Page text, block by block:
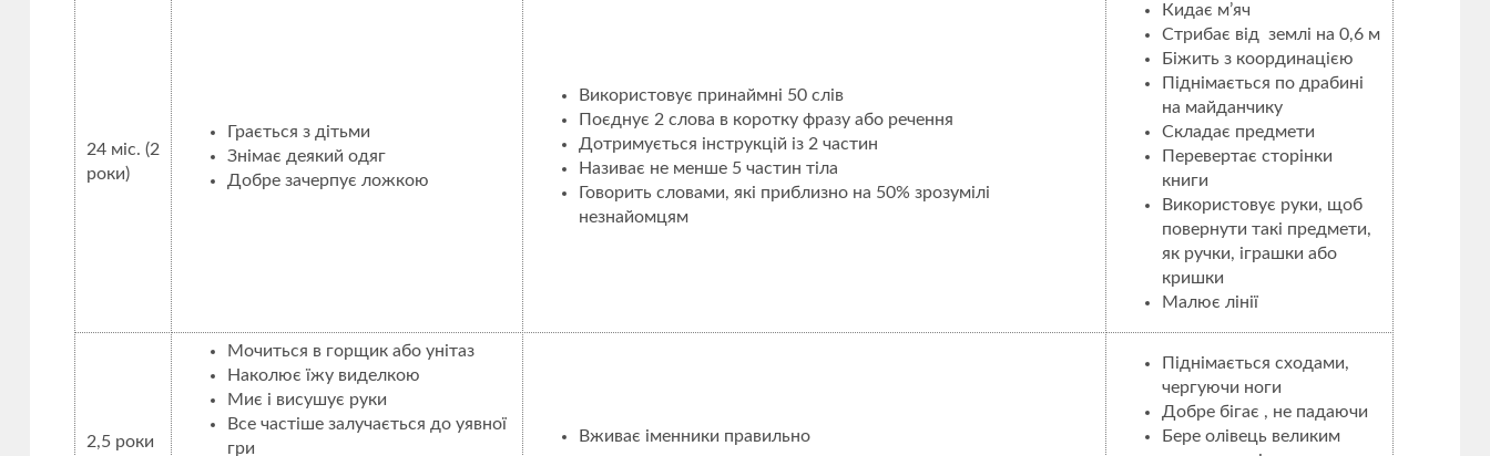
24 міс. (2
роки)
Грається з дітьми
Знімає деякий одяг
Добре зачерпує ложкою
Використовує принаймні 50 слів
Поєднує 2 слова в коротку фразу або речення
Дотримується інструкцій із 2 частин
Називає не менше 5 частин тіла
Говорить словами, які приблизно на 50% зрозумілі
незнайомцям
Кидає м’яч
Стрибає від землі на 0,6 м
Біжить з координацією
Піднімається по драбині
на майданчику
Складає предмети
Перевертає сторінки
книги
Використовує руки, щоб
повернути такі предмети,
як ручки, іграшки або
кришки
Малює лінії
2,5 роки
Мочиться в горщик або унітаз
Наколює їжу виделкою
Миє і висушує руки
Все частіше залучається до уявної
гри
Вживає іменники правильно
Піднімається сходами,
чергуючи ноги
Добре бігає , не падаючи
Бере олівець великим